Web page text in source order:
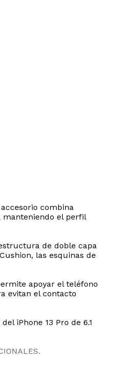
combina
manteniendo el perfil
de doble capa
las esquinas de
apoyar el teléfono
evitan el contacto
iPhone 13 Pro de 6.1